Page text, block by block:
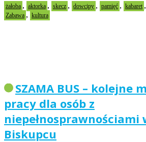
żałoba , aktorka , skecz , dowcipy , pamięć , kabaret ,
Zabawa , kultura
SZAMA BUS – kolejne
pracy dla osób z
niepełnosprawnościami
Biskupcu